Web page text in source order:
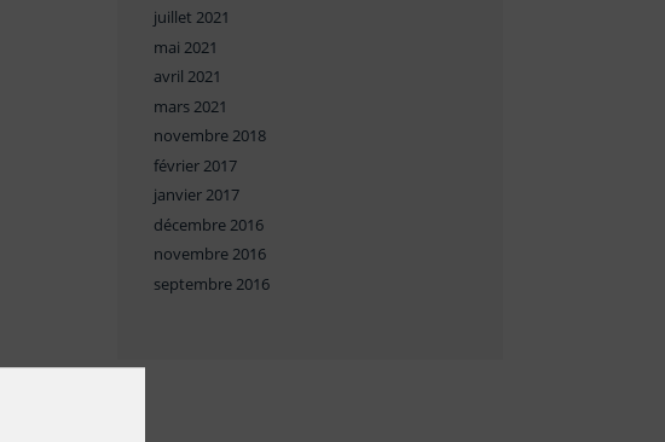
juillet 2021
mai 2021
avril 2021
mars 2021
novembre 2018
février 2017
janvier 2017
décembre 2016
novembre 2016
septembre 2016